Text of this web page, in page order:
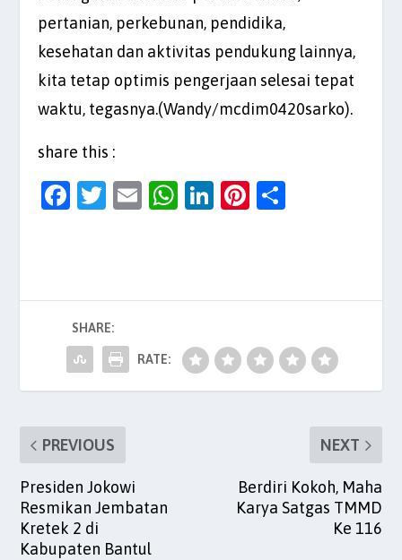
pertanian, perkebunan, pendidika,
kesehatan dan aktivitas pendukung lainnya,
kita tetap optimis pengerjaan selesai tepat
waktu, tegasnya.(Wandy/mcdim0420sarko).
share this :
F
b
o
o
k
T
E
W
A
p
p
Li
dI
n
Pi
t
SHARE:
RATE:
PREVIOUS
Presiden Jokowi
Resmikan Jembatan
Kretek 2 di
Kabupaten Bantul
NEXT
Berdiri Kokoh, Maha
Karya Satgas TMMD
Ke 116